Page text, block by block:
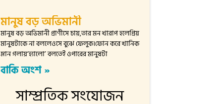
মানুষ বড় অভিমানী
মানুষ বড় অভিমানী প্রাণীসে চায়,তার মন খারাপ হলেপ্রিয়
মানুষটাকে না বললেওসে বুঝে ফেলুক।ফোন করে খানিক
ম্লান গলায়‘হ্যালো’ বলতেই ওপারের মানুষটা
বাকি অংশ »
সাম্প্রতিক সংযোজন